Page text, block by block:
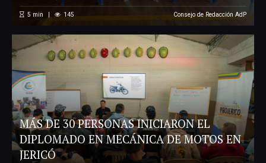
5 min 145 Consejo de Redacción AdP
MÁS DE 30 PERSONAS INICIARON EL
DIPLOMADO EN MECÁNICA DE MOTOS EN
JERICÓ